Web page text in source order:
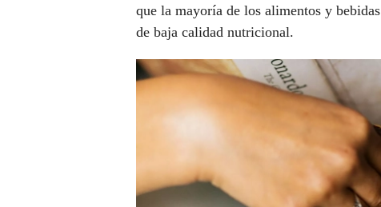
que la mayoría de los alimentos y bebidas
de baja calidad nutricional.